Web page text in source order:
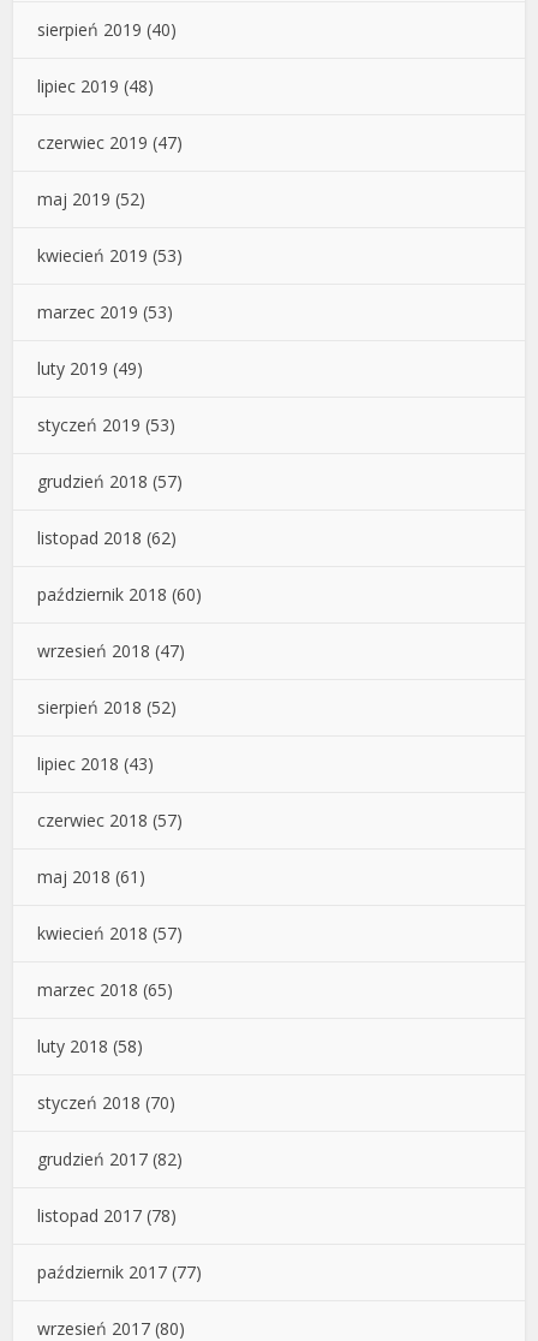
sierpień 2019 (40)
lipiec 2019 (48)
czerwiec 2019 (47)
maj 2019 (52)
kwiecień 2019 (53)
marzec 2019 (53)
luty 2019 (49)
styczeń 2019 (53)
grudzień 2018 (57)
listopad 2018 (62)
październik 2018 (60)
wrzesień 2018 (47)
sierpień 2018 (52)
lipiec 2018 (43)
czerwiec 2018 (57)
maj 2018 (61)
kwiecień 2018 (57)
marzec 2018 (65)
luty 2018 (58)
styczeń 2018 (70)
grudzień 2017 (82)
listopad 2017 (78)
październik 2017 (77)
wrzesień 2017 (80)